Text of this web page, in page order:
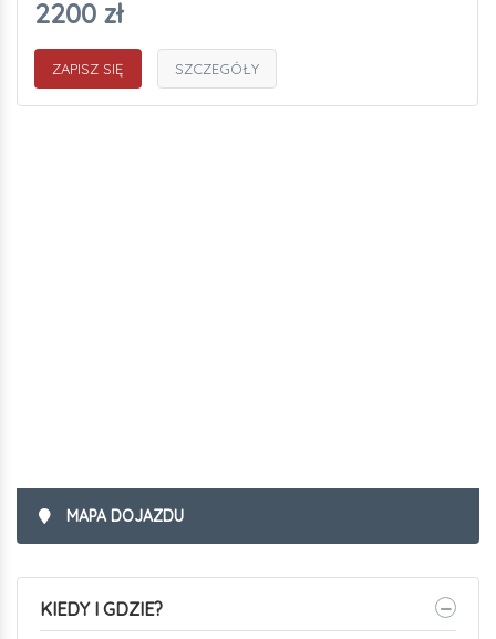
2200 zł
ZAPISZ SIĘ SZCZEGÓŁY
MAPA DOJAZDU
KIEDY I GDZIE?